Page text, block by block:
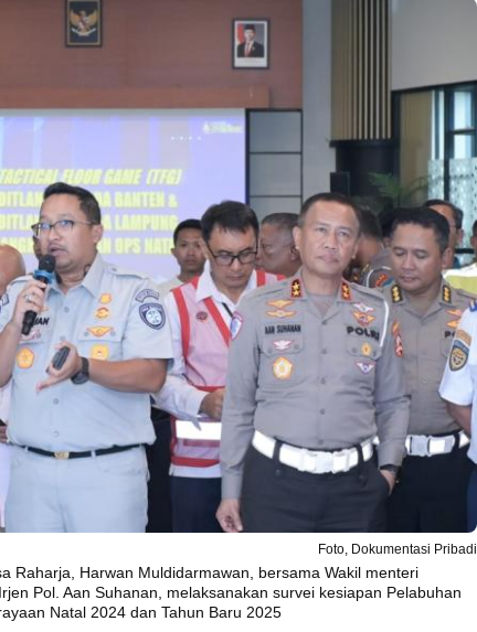
Foto, Dokumentasi Pribadi
Raharja, Harwan Muldidarmawan, bersama Wakil menteri
Pol. Aan Suhanan, melaksanakan survei kesiapan Pelabuhan
Natal 2024 dan Tahun Baru 2025